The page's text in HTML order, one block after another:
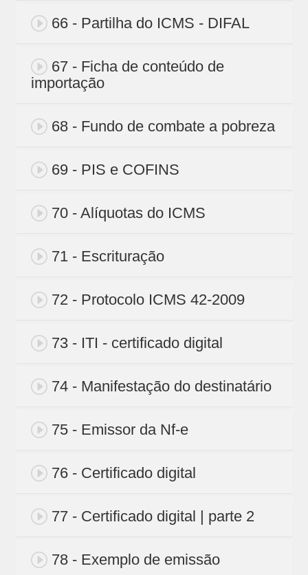
66 - Partilha do ICMS - DIFAL
67 - Ficha de conteúdo de
importação
68 - Fundo de combate a pobreza
69 - PIS e COFINS
70 - Alíquotas do ICMS
71 - Escrituração
72 - Protocolo ICMS 42-2009
73 - ITI - certificado digital
74 - Manifestação do destinatário
75 - Emissor da Nf-e
76 - Certificado digital
77 - Certificado digital | parte 2
78 - Exemplo de emissão